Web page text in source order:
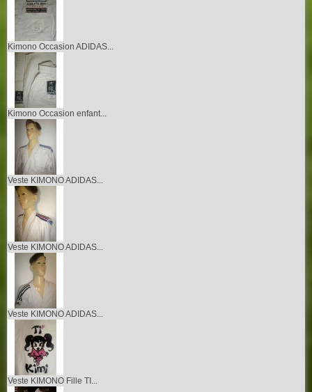
Kimono Occasion ADIDAS...
Kimono Occasion enfant...
Veste KIMONO ADIDAS...
Veste KIMONO ADIDAS...
Veste KIMONO ADIDAS...
Veste KIMONO Fille TI...